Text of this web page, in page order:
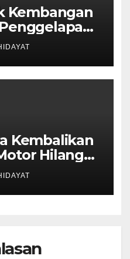
Kembangan
Kenalan di
Pelaku
Kembalikan
Hilang
Nyata
Polri